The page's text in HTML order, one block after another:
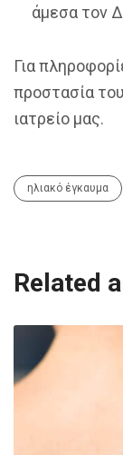
άμεσα τον
Για
προστασία
ιατρείο μας.
ηλιακό έγκαυμα
Related